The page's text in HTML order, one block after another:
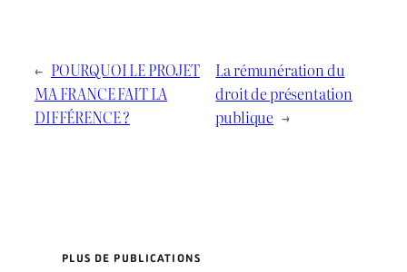
← POURQUOI LE PROJET
MA FRANCE FAIT LA
DIFFÉRENCE ?
La rémunération du
droit de présentation
publique →
PLUS DE PUBLICATIONS